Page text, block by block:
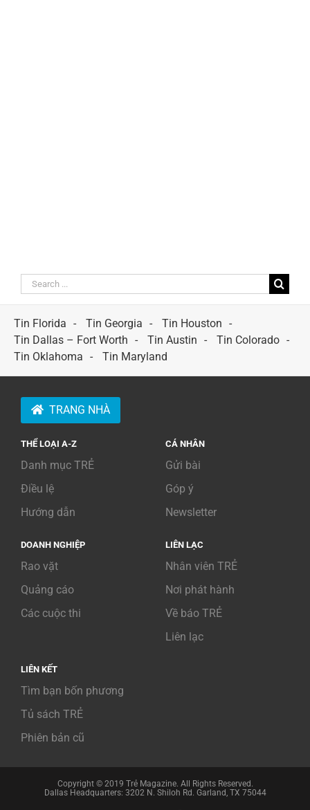
Search
for:
Tin Florida
Tin Georgia
Tin Houston
Tin Dallas – Fort Worth
Tin Austin
Tin Colorado
Tin Oklahoma
Tin Maryland
TRANG NHÀ
THỂ LOẠI A-Z
Danh mục TRẺ
Điều lệ
Hướng dẫn
CÁ NHÂN
Gửi bài
Góp ý
Newsletter
DOANH NGHIỆP
Rao vặt
Quảng cáo
Các cuộc thi
LIÊN LẠC
Nhân viên TRẺ
Nơi phát hành
Về báo TRẺ
Liên lạc
LIÊN KẾT
Tìm bạn bốn phương
Tủ sách TRẺ
Phiên bản cũ
Copyright © 2019 Trẻ Magazine. All Rights Reserved.
Dallas Headquarters: 3202 N. Shiloh Rd. Garland, TX 75044